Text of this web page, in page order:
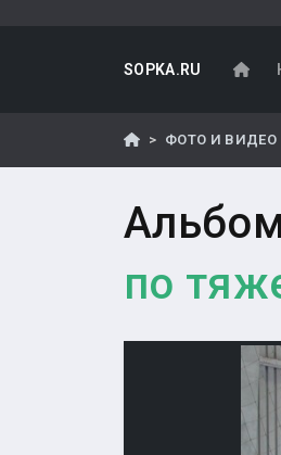
SOPKA.RU
ФОТО И ВИДЕО
по